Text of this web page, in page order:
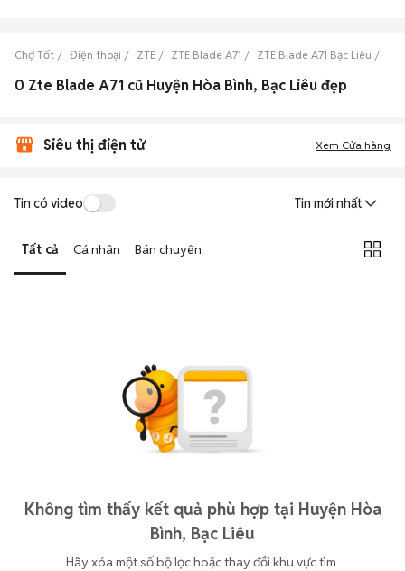
Chợ Tốt Điện thoại ZTE ZTE Blade A71 ZTE Blade A71 Bạc Liêu
0 Zte Blade A71 cũ Huyện Hòa Bình, Bạc Liêu đẹp
Siêu thị điện tử Xem Cửa hàng
Tin có video Tin mới nhất
Tất cả Cá nhân Bán chuyên
Không tìm thấy kết quả phù hợp tại Huyện Hòa
Bình, Bạc Liêu
Hãy xóa một số bộ lọc hoặc thay đổi khu vực tìm